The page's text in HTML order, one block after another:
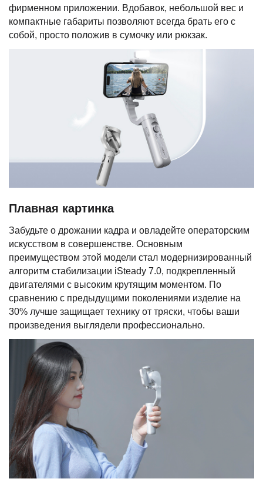
фирменном приложении. Вдобавок, небольшой вес и
компактные габариты позволяют всегда брать его с
собой, просто положив в сумочку или рюкзак.
Плавная картинка
Забудьте о дрожании кадра и овладейте операторским
искусством в совершенстве. Основным
преимуществом этой модели стал модернизированный
алгоритм стабилизации iSteady 7.0, подкрепленный
двигателями с высоким крутящим моментом. По
сравнению с предыдущими поколениями изделие на
30% лучше защищает технику от тряски, чтобы ваши
произведения выглядели профессионально.